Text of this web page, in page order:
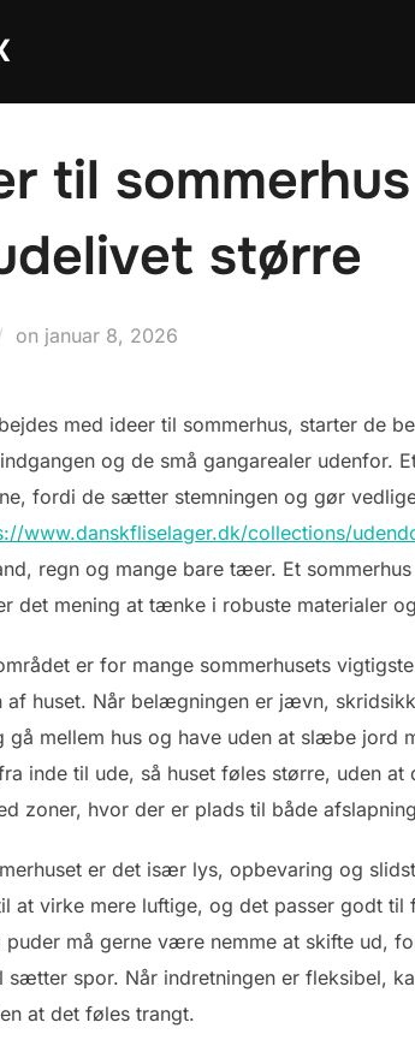
til
større
on Udgivet
januar 8, 2026
med ideer til sommerhus, starter de
og de små gangarealer
fordi de sætter stemningen og gør
www.danskfliselager.dk/collections/
regn og mange bare tæer. Et
det mening at tænke i robuste materialer
er for mange sommerhusets
af huset. Når belægningen er jævn,
gå mellem hus og have uden at slæbe jord
inde til ude, så huset føles større, uden
zoner, hvor der er plads til både
er det især lys, opbevaring og
at virke mere luftige, og det passer godt
må gerne være nemme at skifte ud,
sætter spor. Når indretningen er fleksibel,
at det føles trangt.